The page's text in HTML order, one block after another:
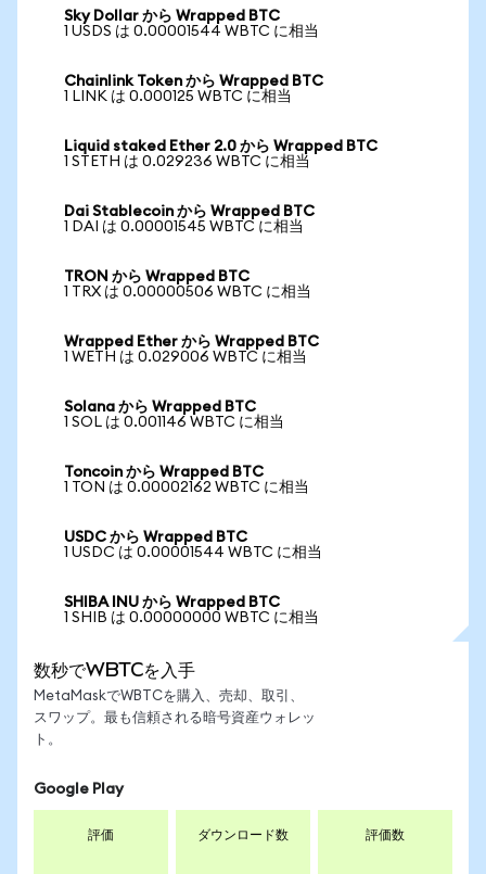
Sky Dollar から Wrapped BTC
1 USDS は 0.00001544 WBTC に相当
Chainlink Token から Wrapped BTC
1 LINK は 0.000125 WBTC に相当
Liquid staked Ether 2.0 から Wrapped BTC
1 STETH は 0.029236 WBTC に相当
Dai Stablecoin から Wrapped BTC
1 DAI は 0.00001545 WBTC に相当
TRON から Wrapped BTC
1 TRX は 0.00000506 WBTC に相当
Wrapped Ether から Wrapped BTC
1 WETH は 0.029006 WBTC に相当
Solana から Wrapped BTC
1 SOL は 0.001146 WBTC に相当
Toncoin から Wrapped BTC
1 TON は 0.00002162 WBTC に相当
USDC から Wrapped BTC
1 USDC は 0.00001544 WBTC に相当
SHIBA INU から Wrapped BTC
1 SHIB は 0.00000000 WBTC に相当
数秒でWBTCを入手
MetaMaskでWBTCを購入、売却、取引、
スワップ。最も信頼される暗号資産ウォレッ
ト。
Google Play
評価 ダウンロード数 評価数